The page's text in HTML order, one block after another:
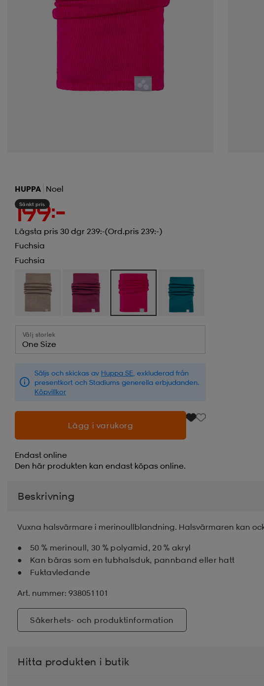
HUPPA Noel
Sänkt pris
199:-
Lägsta pris 30 dgr 239:-(Ord.pris 239:-)
Fuchsia
Fuchsia
Välj storlek
One Size
Säljs och skickas av Huppa SE , exkluderad från
presentkort och Stadiums generella erbjudanden.
Köpvillkor
Lägg i varukorg
Endast online
Den här produkten kan endast köpas online.
Beskrivning
Vuxna halsvärmare i merinoullblandning. Halsvärmaren kan
50 % merinoull, 30 % polyamid, 20 % akryl
Kan bäras som en tubhalsduk, pannband eller hatt
Fuktavledande
Art. nummer: 938051101
Säkerhets- och produktinformation
Hitta produkten i butik